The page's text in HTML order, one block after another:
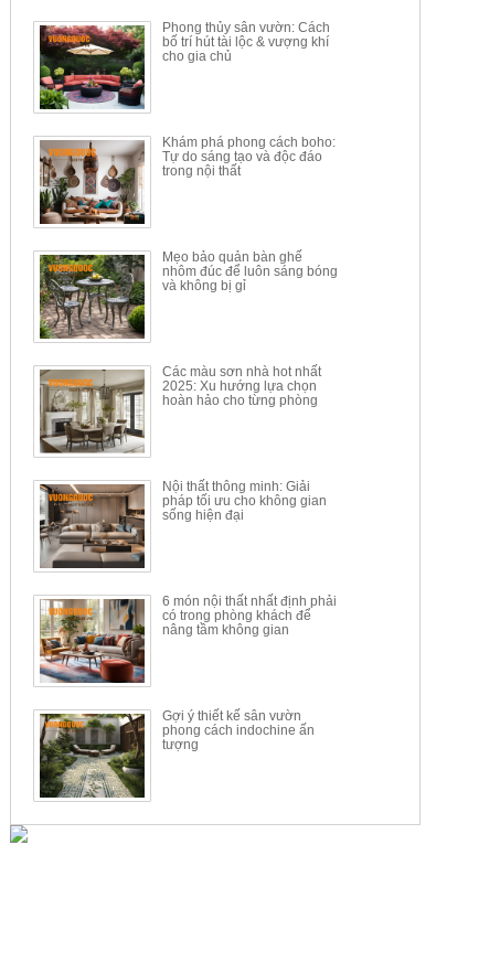
BỘ BÀN TRÀ GỖ PHONG
CÁCH MỚI KẾT HỢP KHAY
NHÚNG TRÀ YDX
Mã sp: BT150.46
17.617.500đ
34.100.000đ
BỘ BÀN GHẾ CAFE KIỂU
DÁNG ĐƠN GIẢN HIỆN ĐẠI
HOY8010
BÀN GHẾ TRANG ĐIỂM
THÔNG MINH HIỆN ĐẠI
TÍCH HỢP SẠC...
Mã sp: HH.BTD08
6.510.000đ
BỘ BÀN ĂN ĐẢO MẶT ĐÁ
PHIẾN AK3699
Phong thủy sân vườn: Cách
bố trí hút tài lộc & vượng khí
cho gia chủ
Khám phá phong cách boho:
Tự do sáng tạo và độc đáo
trong nội thất
Mẹo bảo quản bàn ghế
nhôm đúc để luôn sáng bóng
và không bị gỉ
Các màu sơn nhà hot nhất
2025: Xu hướng lựa chọn
hoàn hảo cho từng phòng
Nội thất thông minh: Giải
pháp tối ưu cho không gian
sống hiện đại
6 món nội thất nhất định phải
có trong phòng khách để
nâng tầm không gian
Gợi ý thiết kế sân vườn
phong cách indochine ấn
tượng